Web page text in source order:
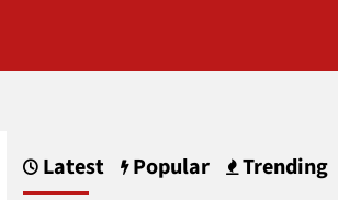
Latest Popular Trending